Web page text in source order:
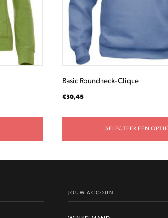
Basic Roundneck- Clique
€30,45
SELECTEER EEN OPTIE
gekozen
worden
op
de
productpagina
JOUW ACCOUNT